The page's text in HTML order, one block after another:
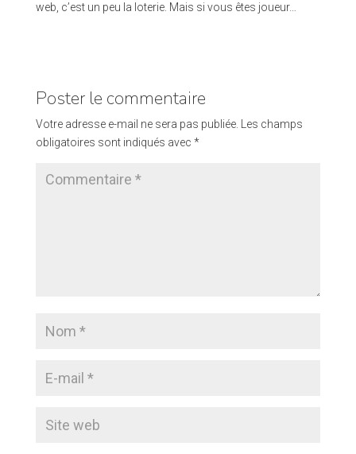
web, c’est un peu la loterie. Mais si vous êtes joueur…
Poster le commentaire
Votre adresse e-mail ne sera pas publiée.
Les champs
obligatoires sont indiqués avec *